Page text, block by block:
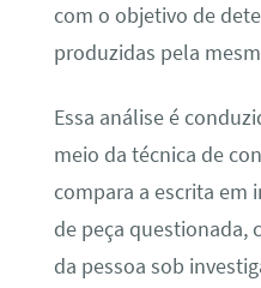
com o objetivo de
produzidas pela
Essa análise é
meio da técnica de
compara a escrita em
de peça questionada,
da pessoa sob